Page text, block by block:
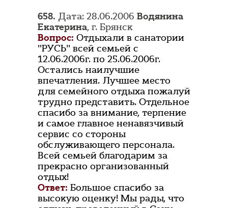
658. Дата: 28.06.2006 Водянина
Екатерина, г. Брянск
Вопрос: Отдыхали в санатории
"РУСЬ" всей семьей с
12.06.2006г. по 25.06.2006г.
Остались наилучшие
впечатления. Лучшее место
для семейного отдыха пожалуй
трудно представить. Отдельное
спасибо за внимание, терпение
и самое главное ненавязчивый
сервис со стороны
обслуживающего персонала.
Всей семьей благодарим за
прекрасно организованный
отдых!
Ответ: Большое спасибо за
высокую оценку! Мы рады, что